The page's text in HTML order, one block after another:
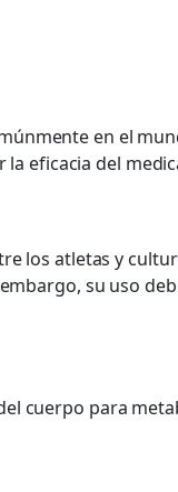
en el
eficacia del
los atletas y
su uso
cuerpo para